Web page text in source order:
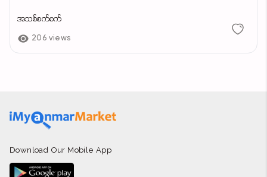
အသစ်စက်စက်
206 views
Download Our Mobile App